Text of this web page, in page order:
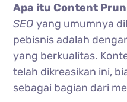
Apa itu Content
SEOyang umumnya
pebisnis adalah
yang berkualitas.
telah dikreasikan ini,
sebagai bagian dari